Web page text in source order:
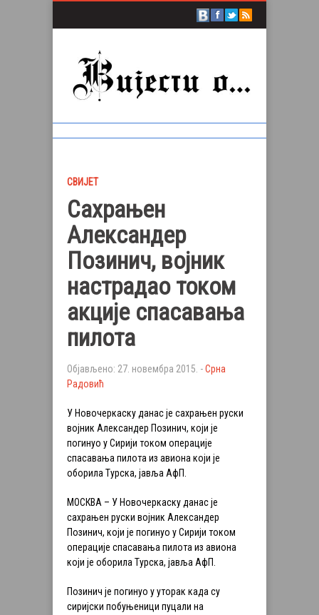
СВИЈЕТ
Сахрањен
Александер
Позинич, воjник
настрадао током
акциjе спасавања
пилота
Објављено: 27. новембра 2015. -Срна
Радовић
У Новочеркаску данас је сахрањен руски
војник Александер Позинич, који је
погинуо у Сирији током операције
спасавања пилота из авиона који је
оборила Турска, јавља АфП.
МОСКВА – У Новочеркаску данас је
сахрањен руски војник Александер
Позинич, који је погинуо у Сирији током
операције спасавања пилота из авиона
који је оборила Турска, јавља АфП.
Позинич је погинуо у уторак када су
сиријски побуњеници пуцали на